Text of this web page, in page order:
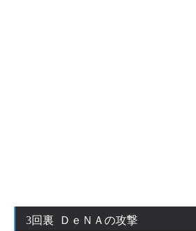
3回裏 ＤｅＮＡの攻撃